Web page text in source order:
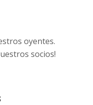
oyentes.
socios!